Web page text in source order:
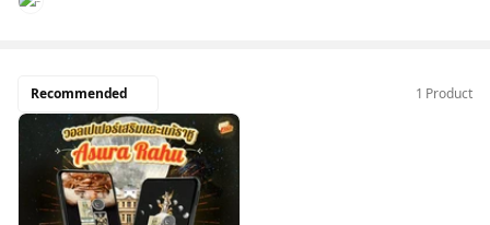
Recommended 1 Product